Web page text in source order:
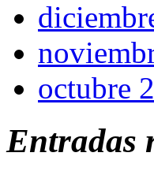
octubre
Entradas